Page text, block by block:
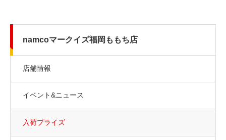
namcoマークイズ福岡ももち店
店舗情報
イベント&ニュース
入荷プライズ